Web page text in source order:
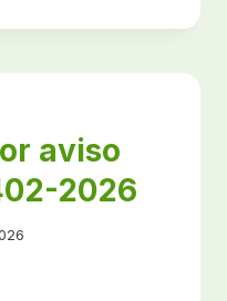
aviso
2026